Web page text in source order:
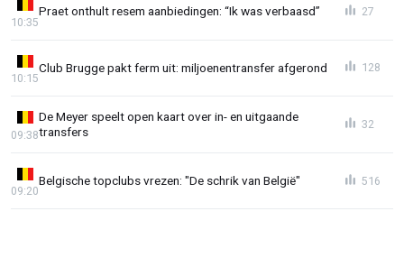
Praet onthult resem aanbiedingen: “Ik was verbaasd”
10:35
27
Club Brugge pakt ferm uit: miljoenentransfer afgerond
10:15
128
De Meyer speelt open kaart over in- en uitgaande
transfers
09:38
32
Belgische topclubs vrezen: "De schrik van België"
09:20
516